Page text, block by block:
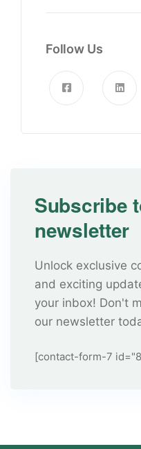
Follow Us
Subscribe
newsletter
Unlock exclusive
and exciting
your inbox! Don't
our newsletter
[contact-form-7